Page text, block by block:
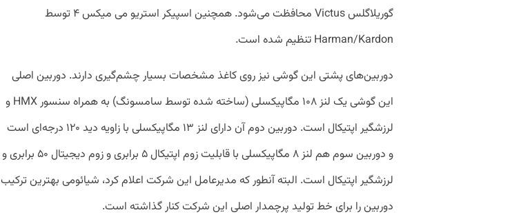
گوریلاگلس Victus محافظت می‌شود. همچنین اسپیکر استریو می میکس ۴ توسط
Harman/Kardon تنظیم شده است.
دوربین‌های پشتی این گوشی نیز روی کاغذ مشخصات بسیار چشم‌گیری دارند. دوربین اصلی
این گوشی یک لنز ۱۰۸ مگاپیکسلی (ساخته شده توسط سامسونگ) به همراه سنسور HMX و
لرزشگیر اپتیکال است. دوربین دوم آن دارای لنز ۱۳ مگاپیکسلی با زاویه دید ۱۲۰ درجه‌ای است
و دوربین سوم هم لنز ۸ مگاپیکسلی با قابلیت زوم اپتیکال ۵ برابری و زوم دیجیتال ۵۰ برابری و
لرزشگیر اپتیکال است. البته آنطور که مدیرعامل این شرکت اعلام کرد، شیائومی بهترین ترکیب
دوربین را برای خط تولید پرچمدار اصلی این شرکت کنار گذاشته است.